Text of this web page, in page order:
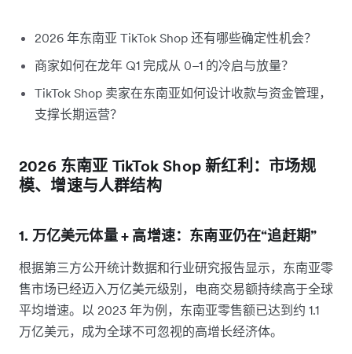
2026 年东南亚 TikTok Shop 还有哪些确定性机会？
商家如何在龙年 Q1 完成从 0–1 的冷启与放量？
TikTok Shop 卖家在东南亚如何设计收款与资金管理，
支撑长期运营？
2026 东南亚 TikTok Shop 新红利：市场规
模、增速与人群结构
1. 万亿美元体量 + 高增速：东南亚仍在“追赶期”
根据第三方公开统计数据和行业研究报告显示，东南亚零
售市场已经迈入万亿美元级别，电商交易额持续高于全球
平均增速。以 2023 年为例，东南亚零售额已达到约 1.1
万亿美元，成为全球不可忽视的高增长经济体。